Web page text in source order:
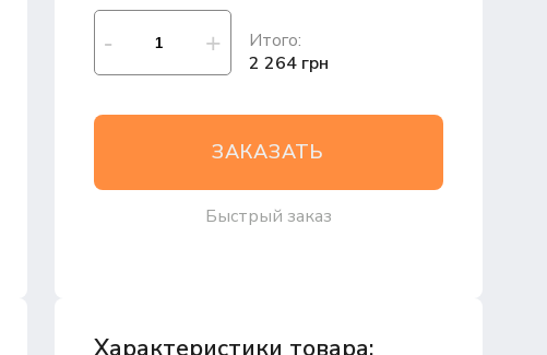
Итого:
2 264 грн
ЗАКАЗАТЬ
Быстрый заказ
Характеристики товара: